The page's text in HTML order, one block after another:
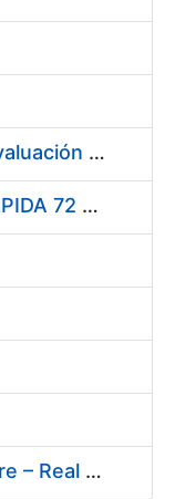
Servicio de vigilancia, protección y control, en los centros de la FNMT-RCM en Madrid y Burgos - evaluación de solicitudes de participación
Enajenación de UNA MAQUINA DE IMPRESIÓN OFFSET 4 COLORES Y BARNIZADO, modelo KBA RAPIDA 72 Y UN EQUIPO DE SECADO ULTRAVIOLETA MARCA GRAFIX (KBA) asociado a la misma.
Servicio de vigilancia, protección y control, en los centros de la Fábrica Nacional de Moneda y Timbre – Real Casa de la Moneda en Madrid y Burgos